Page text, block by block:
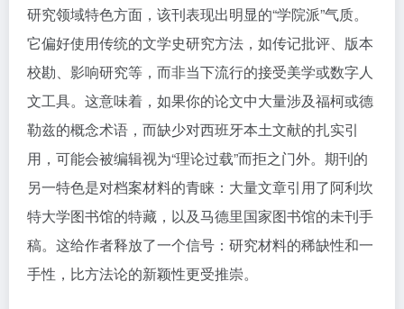
研究领域特色方面，该刊表现出明显的“学院派”气质。
它偏好使用传统的文学史研究方法，如传记批评、版本
校勘、影响研究等，而非当下流行的接受美学或数字人
文工具。这意味着，如果你的论文中大量涉及福柯或德
勒兹的概念术语，而缺少对西班牙本土文献的扎实引
用，可能会被编辑视为“理论过载”而拒之门外。期刊的
另一特色是对档案材料的青睐：大量文章引用了阿利坎
特大学图书馆的特藏，以及马德里国家图书馆的未刊手
稿。这给作者释放了一个信号：研究材料的稀缺性和一
手性，比方法论的新颖性更受推崇。